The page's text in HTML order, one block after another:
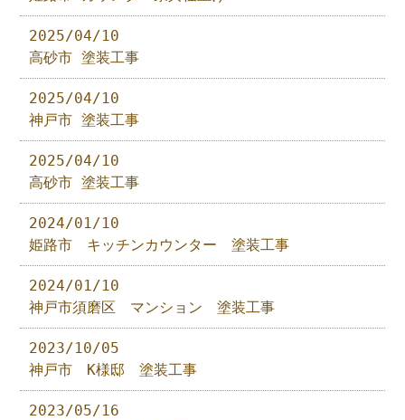
2025/04/10
高砂市 塗装工事
2025/04/10
神戸市 塗装工事
2025/04/10
高砂市 塗装工事
2024/01/10
姫路市 キッチンカウンター 塗装工事
2024/01/10
神戸市須磨区 マンション 塗装工事
2023/10/05
神戸市 K様邸 塗装工事
2023/05/16